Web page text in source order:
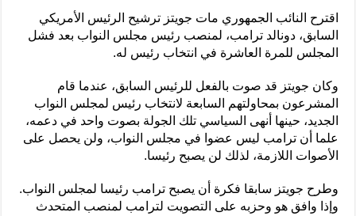
اقترح النائب الجمهوري مات جويتز ترشيح الرئيس الأمريكي
السابق، دونالد ترامب، لمنصب رئيس مجلس النواب بعد فشل
المجلس للمرة العاشرة في انتخاب رئيس له.
وكان جويتز قد صوت بالفعل للرئيس السابق، عندما قام
المشرعون بمحاولتهم السابعة لانتخاب رئيس لمجلس النواب
الجديد، حينها أنهى السياسي تلك الجولة بصوت واحد في دعمه،
علما أن ترامب ليس عضوا في مجلس النواب، ولن يحصل على
الأصوات اللازمة، لذلك لن يصبح رئيسا.
وطرح جويتز سابقا فكرة أن يصبح ترامب رئيسا لمجلس النواب.
وإذا وافق هو وحزبه على التصويت لترامب لمنصب المتحدث